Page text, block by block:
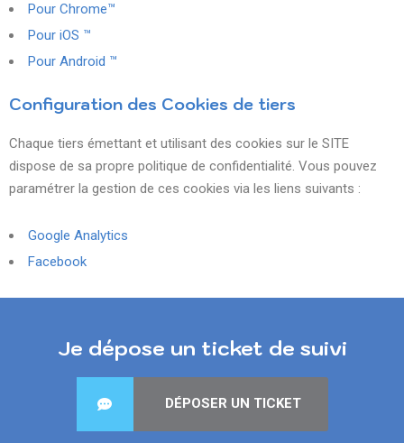
Pour Chrome™
Pour iOS ™
Pour Android ™
Configuration des Cookies de tiers
Chaque tiers émettant et utilisant des cookies sur le SITE
dispose de sa propre politique de confidentialité. Vous pouvez
paramétrer la gestion de ces cookies via les liens suivants :
Google Analytics
Facebook
Je dépose un ticket de suivi
DÉPOSER UN TICKET